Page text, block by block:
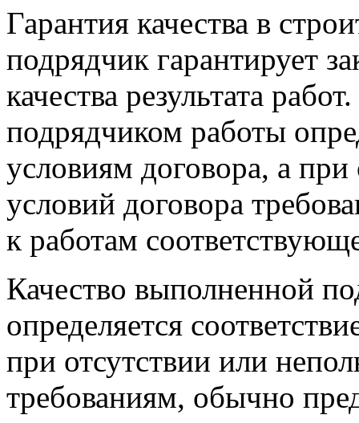
Гарантия качества в
подрядчик гарантирует
качества результата
подрядчиком работы
условиям договора, а при
условий договора
к работам
Качество выполненной
определяется
при отсутствии или
требованиям, обычно